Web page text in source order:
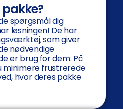
pakke?
spørgsmål dig
løsningen! De har
som giver
nødvendige
er brug for dem. På
minimere frustrerede
hvor deres pakke